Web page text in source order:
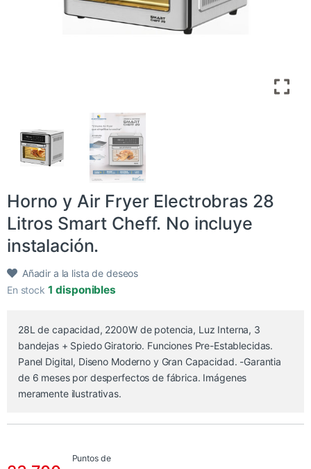
Horno y Air Fryer Electrobras 28
Litros Smart Cheff. No incluye
instalación.
Añadir a la lista de deseos
En stock 1 disponibles
28L de capacidad, 2200W de potencia, Luz Interna, 3
bandejas + Spiedo Giratorio. Funciones Pre-Establecidas.
Panel Digital, Diseno Moderno y Gran Capacidad. -Garantia
de 6 meses por desperfectos de fábrica. Imágenes
meramente ilustrativas.
Puntos de